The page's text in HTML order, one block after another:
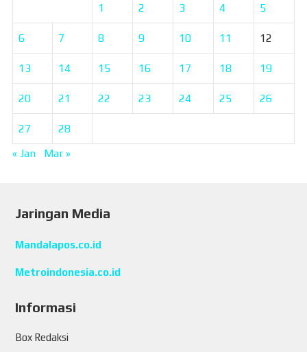
1 2 3 4 5
6 7 8 9 10 11 12
13 14 15 16 17 18 19
20 21 22 23 24 25 26
27
28
« Jan
Mar »
Jaringan Media
Mandalapos.co.id
Metroindonesia.co.id
Informasi
Box Redaksi